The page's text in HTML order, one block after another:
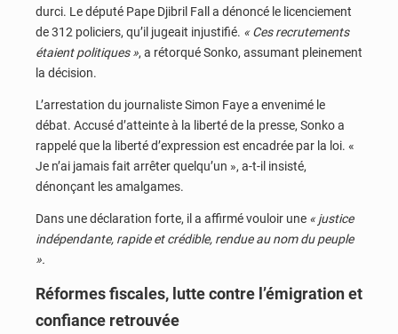
durci. Le député Pape Djibril Fall a dénoncé le licenciement
de 312 policiers, qu’il jugeait injustifié. « Ces recrutements
étaient politiques », a rétorqué Sonko, assumant pleinement
la décision.
L’arrestation du journaliste Simon Faye a envenimé le
débat. Accusé d’atteinte à la liberté de la presse, Sonko a
rappelé que la liberté d’expression est encadrée par la loi. «
Je n’ai jamais fait arrêter quelqu’un », a-t-il insisté,
dénonçant les amalgames.
Dans une déclaration forte, il a affirmé vouloir une « justice
indépendante, rapide et crédible, rendue au nom du peuple
».
Réformes fiscales, lutte contre l’émigration et
confiance retrouvée